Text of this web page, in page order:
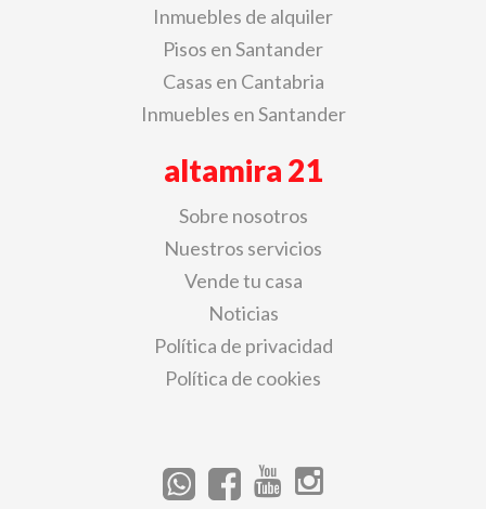
Inmuebles de alquiler
Pisos en Santander
Casas en Cantabria
Inmuebles en Santander
altamira 21
Sobre nosotros
Nuestros servicios
Vende tu casa
Noticias
Política de privacidad
Política de cookies